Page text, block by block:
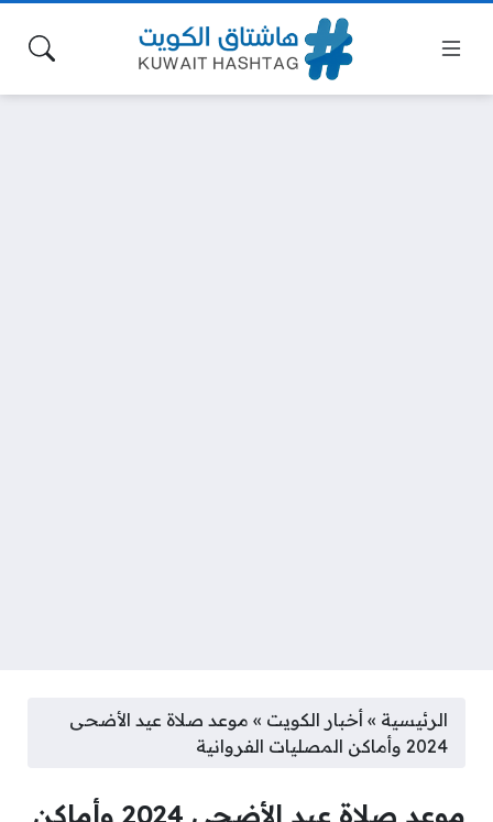
الرئيسية » أخبار الكويت » موعد صلاة عيد الأضحى
2024 وأماكن المصليات الفروانية
موعد صلاة عيد الأضحى 2024 وأماكن